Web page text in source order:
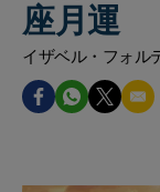
座月運
イザベル・フォル